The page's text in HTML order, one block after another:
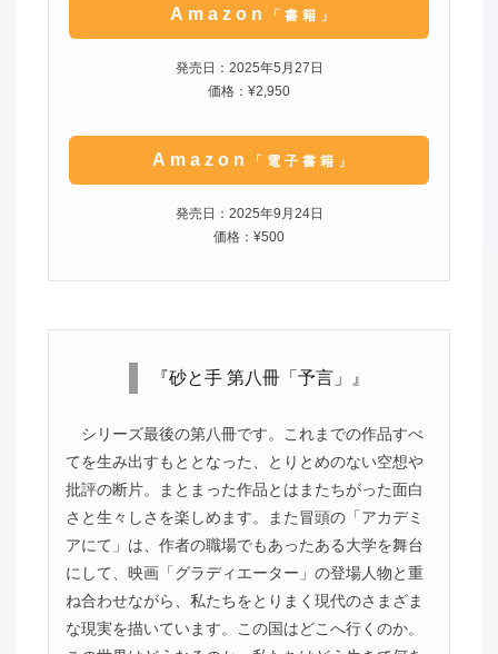
Amazon 「書籍」
発売日：2025年5月27日
価格：¥2,950
Amazon 「電子書籍」
発売日：2025年9月24日
価格：¥500
『砂と手 第八冊「予言」』
シリーズ最後の第八冊です。これまでの作品すべ
てを生み出すもととなった、とりとめのない空想や
批評の断片。まとまった作品とはまたちがった面白
さと生々しさを楽しめます。また冒頭の「アカデミ
アにて」は、作者の職場でもあったある大学を舞台
にして、映画「グラディエーター」の登場人物と重
ね合わせながら、私たちをとりまく現代のさまざま
な現実を描いています。この国はどこへ行くのか。